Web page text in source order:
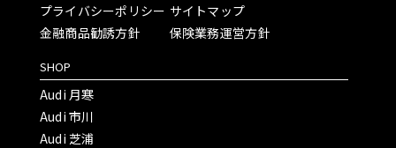
プライバシーポリシー
金融商品勧誘方針
サイトマップ
保険業務運営方針
SHOP
Audi 月寒
Audi 市川
Audi 芝浦